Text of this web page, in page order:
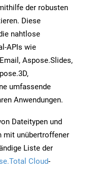
der robusten
Diese
nahtlose
APIs wie
Aspose.Slides,
umfassende
Anwendungen.
Dateitypen und
mit unübertroffener
Liste der
Cloud-